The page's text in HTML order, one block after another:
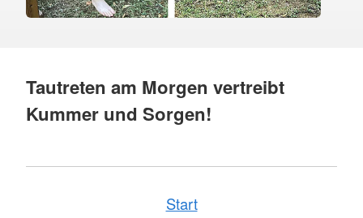
Tautreten am Morgen vertreibt
Kummer und Sorgen!
Start